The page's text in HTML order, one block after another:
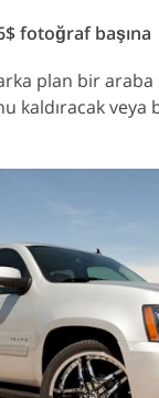
fotoğraf başına
plan bir
kaldıracak